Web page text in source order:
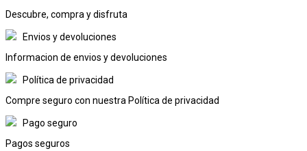
Descubre, compra y disfruta
Envios y devoluciones
Informacion de envios y devoluciones
Política de privacidad
Compre seguro con nuestra Política de privacidad
Pago seguro
Pagos seguros